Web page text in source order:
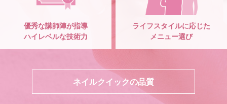
優秀な講師陣が指導
ハイレベルな技術力
ライフスタイルに応じた
メニュー選び
ネイルクイックの品質